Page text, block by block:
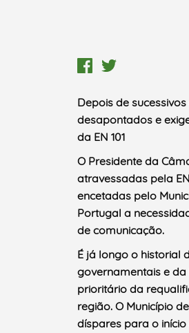
Depois de
desapontados e
da EN 101
O Presidente da
atravessadas pela
encetadas pelo
Portugal a
de comunicação.
É já longo o historial
governamentais e
prioritário da
região. O Município
díspares para o